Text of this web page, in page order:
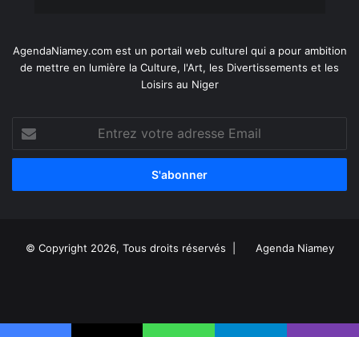
AgendaNiamey.com est un portail web culturel qui a pour ambition
de mettre en lumière la Culture, l'Art, les Divertissements et les
Loisirs au Niger
votre
adresse
© Copyright 2026, Tous droits réservés | Agenda Niamey